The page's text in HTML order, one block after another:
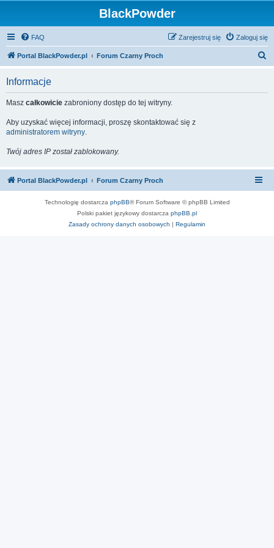
BlackPowder
FAQ Zaloguj się
Zarejestruj się
Portal BlackPowder.pl Forum Czarny Proch
Informacje
Masz całkowicie zabroniony dostęp do tej witryny.
Aby uzyskać więcej informacji, proszę skontaktować się z
administratorem witryny.
Twój adres IP został zablokowany.
Portal BlackPowder.pl Forum Czarny Proch
Technologię dostarcza phpBB® Forum Software © phpBB Limited
Polski pakiet językowy dostarcza phpBB.pl
Zasady ochrony danych osobowych | Regulamin